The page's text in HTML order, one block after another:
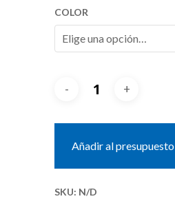
COLOR
Elige una opción…
Añadir al presupuesto
SKU: N/D